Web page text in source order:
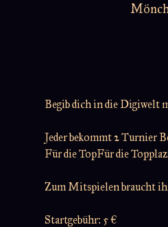
Begib dich in die Digiwelt
Jeder bekommt 2 Turnier
Für die TopFür die
Zum Mitspielen braucht
Startgebühr: 5 €